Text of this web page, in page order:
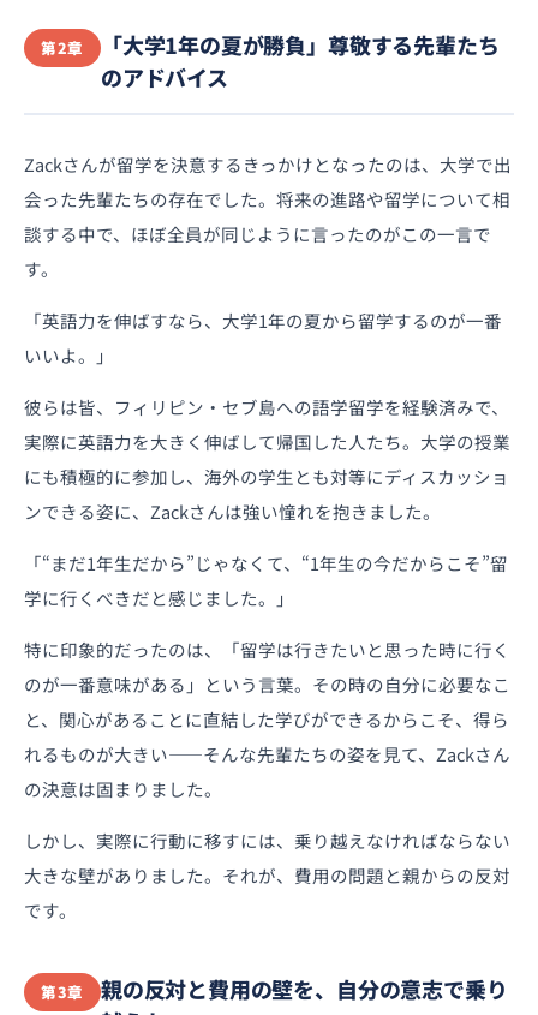
第2章
「大学1年の夏が勝負」尊敬する先輩たち
のアドバイス
Zackさんが留学を決意するきっかけとなったのは、大学で出
会った先輩たちの存在でした。将来の進路や留学について相
談する中で、ほぼ全員が同じように言ったのがこの一言で
す。
「英語力を伸ばすなら、大学1年の夏から留学するのが一番
いいよ。」
彼らは皆、フィリピン・セブ島への語学留学を経験済みで、
実際に英語力を大きく伸ばして帰国した人たち。大学の授業
にも積極的に参加し、海外の学生とも対等にディスカッショ
ンできる姿に、Zackさんは強い憧れを抱きました。
「“まだ1年生だから”じゃなくて、“1年生の今だからこそ”留
学に行くべきだと感じました。」
特に印象的だったのは、「留学は行きたいと思った時に行く
のが一番意味がある」という言葉。その時の自分に必要なこ
と、関心があることに直結した学びができるからこそ、得ら
れるものが大きい——そんな先輩たちの姿を見て、Zackさん
の決意は固まりました。
しかし、実際に行動に移すには、乗り越えなければならない
大きな壁がありました。それが、費用の問題と親からの反対
です。
第3章
親の反対と費用の壁を、自分の意志で乗り